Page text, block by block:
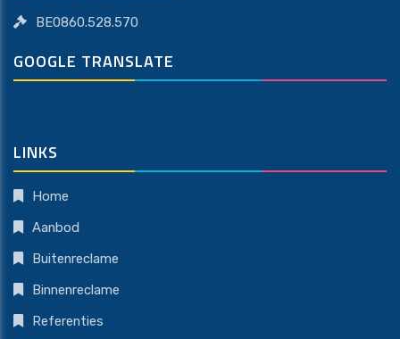
BE0860.528.570
GOOGLE TRANSLATE
LINKS
Home
Aanbod
Buitenreclame
Binnenreclame
Referenties